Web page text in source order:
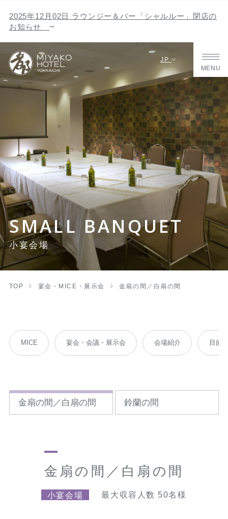
JP
MENU
SMALL BANQUET
小宴会場
2025年12月02日 ラウンジー＆バー「シャルルー」閉店の
お知らせ
TOP 宴会・MICE・展示会 金扇の間／白扇の間
MICE 宴会・会議・展示会 会場紹介 目的
金扇の間／白扇の間 鈴蘭の間
金扇の間／白扇の間
小宴会場 最大収容人数 50名様